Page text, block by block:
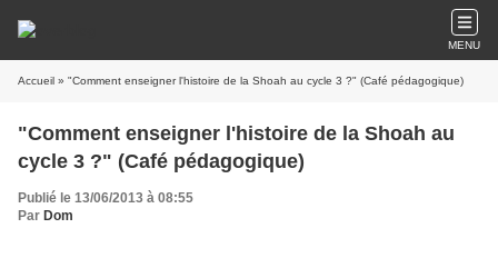
MENU
Accueil » "Comment enseigner l'histoire de la Shoah au cycle 3 ?" (Café pédagogique)
"Comment enseigner l'histoire de la Shoah au
cycle 3 ?" (Café pédagogique)
Publié le 13/06/2013 à 08:55
Par Dom